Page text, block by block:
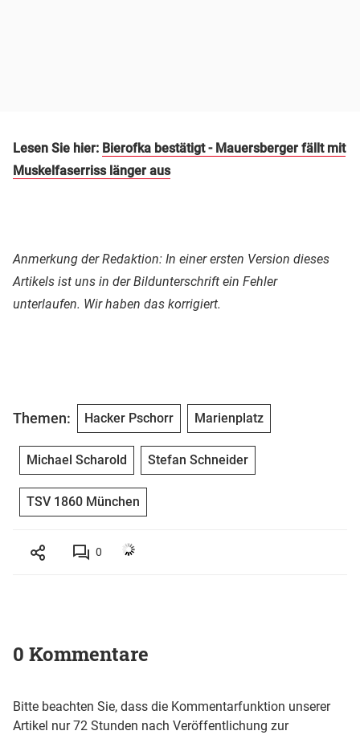
Lesen Sie hier: Bierofka bestätigt - Mauersberger fällt mit
Muskelfaserriss länger aus
Anmerkung der Redaktion: In einer ersten Version dieses
Artikels ist uns in der Bildunterschrift ein Fehler
unterlaufen. Wir haben das korrigiert.
Themen: Hacker Pschorr Marienplatz
Michael Scharold Stefan Schneider
TSV 1860 München
0
0 Kommentare
Bitte beachten Sie, dass die Kommentarfunktion unserer
Artikel nur 72 Stunden nach Veröffentlichung zur